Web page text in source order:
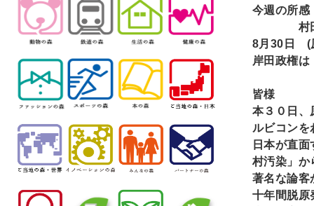
今週の所感
村田光
8月30日 (
岸田政権
皆様
本３０日、
ルビコンを
日本が直
村汚染」か
著名な論客
十年間脱原